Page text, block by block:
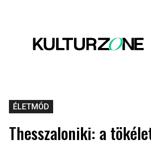
ÉLETMÓD
Thesszaloniki: a